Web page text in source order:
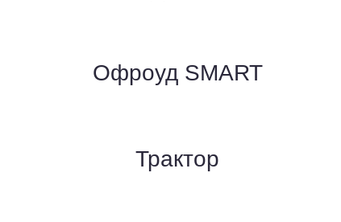
Офроуд SMART
Трактор